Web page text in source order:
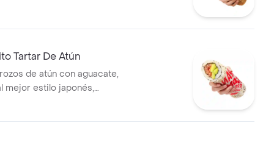
Tartar De Atún
de atún con aguacate,
mejor estilo japonés,
mayonesa siracha. Fresco